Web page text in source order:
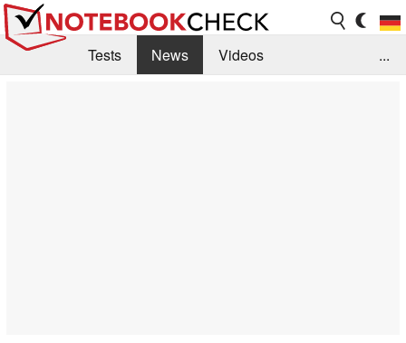
Tests News
Videos
...